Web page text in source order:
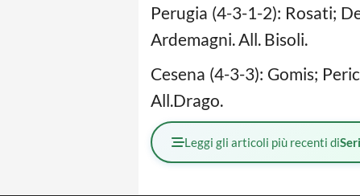
Perugia (4-3-1-2): Rosati;
Ardemagni. All. Bisoli.
Cesena (4-3-3): Gomis;
All.Drago.
Leggi gli articoli più recenti di